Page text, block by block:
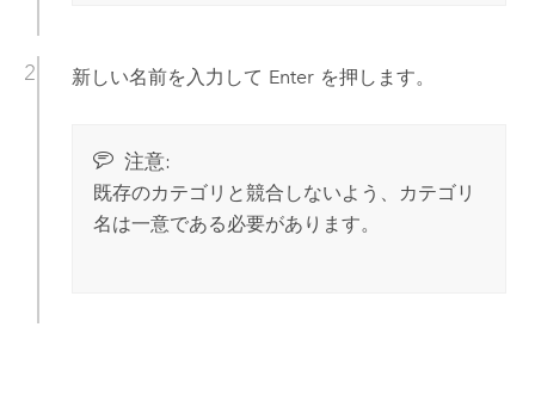
新しい名前を入力して Enter を押します。
注意:
既存のカテゴリと競合しないよう、カテゴリ
名は一意である必要があります。